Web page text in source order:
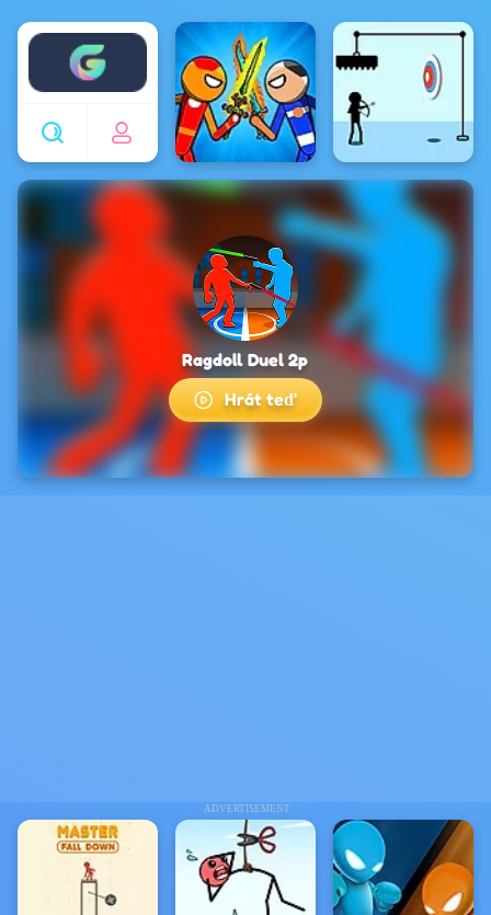
Enjoy4fun
ADVERTISEMENT
Ragdoll Duel 2p
Hrát teď